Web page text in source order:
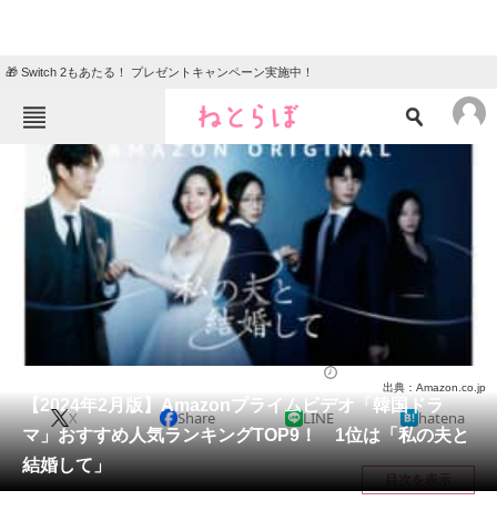
🎁 Switch 2もあたる！ プレゼントキャンペーン実施中！
ねとらぼメニュー
ニュース
エンタメ クイズ
地域
住まい 教育・育児
会員記事
メディア
注目記事を集めた総合ページ
【2024年2月版】Amazonプライムビデオ「韓国ドラ
マ」おすすめ人気ランキングTOP9！ 1位は「私の夫と
結婚して」
出典：Amazon.co.jp
X Share LINE hatena
目次を表示